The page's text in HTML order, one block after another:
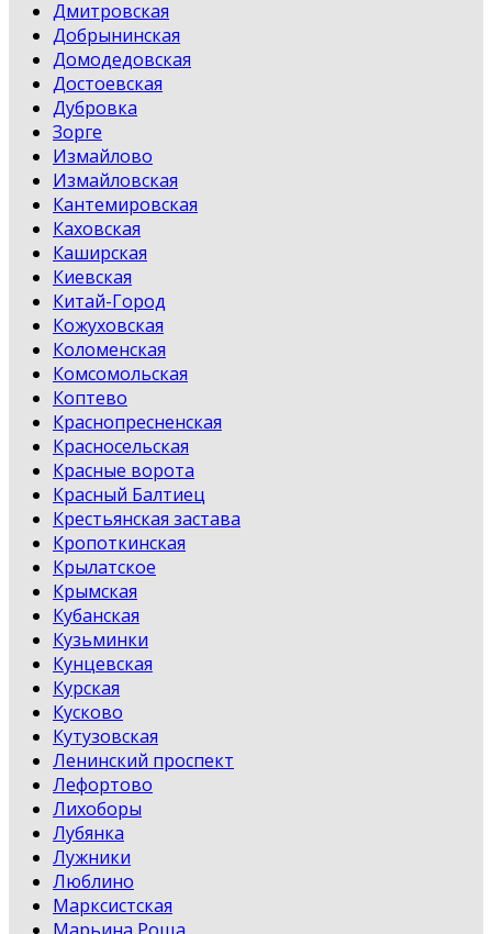
Дмитровская
Добрынинская
Домодедовская
Достоевская
Дубровка
Зорге
Измайлово
Измайловская
Кантемировская
Каховская
Каширская
Киевская
Китай-Город
Кожуховская
Коломенская
Комсомольская
Коптево
Краснопресненская
Красносельская
Красные ворота
Красный Балтиец
Крестьянская застава
Кропоткинская
Крылатское
Крымская
Кубанская
Кузьминки
Кунцевская
Курская
Кусково
Кутузовская
Ленинский проспект
Лефортово
Лихоборы
Лубянка
Лужники
Люблино
Марксистская